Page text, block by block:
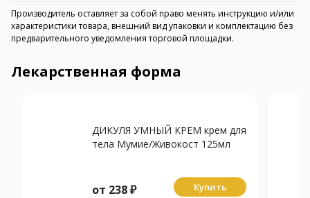
Производитель оставляет за собой право менять инструкцию и/или
характеристики товара, внешний вид упаковки и комплектацию без
предварительного уведомления торговой площадки.
Лекарственная форма
ДИКУЛЯ УМНЫЙ КРЕМ крем для
тела Мумие/Живокост 125мл
от 238₽ Купить